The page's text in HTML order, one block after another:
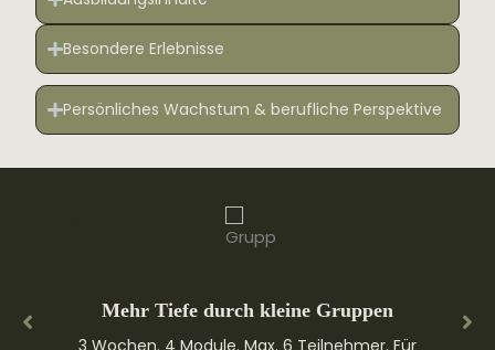
Besondere Erlebnisse
Persönliches Wachstum & berufliche Perspektive
Mehr Tiefe durch kleine Gruppen